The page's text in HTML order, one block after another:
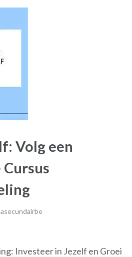
Volg een
Investeer in Jezelf en Groei